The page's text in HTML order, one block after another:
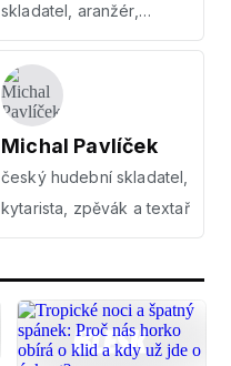
skladatel, aranžér,
dirigent
Michal Pavlíček
český hudební skladatel,
kytarista, zpěvák a textař